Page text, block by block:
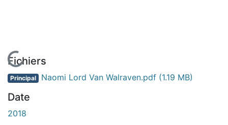
En cours de chargement...
Fichiers
Principal Naomi Lord Van Walraven.pdf (1.19 MB)
Date
2018